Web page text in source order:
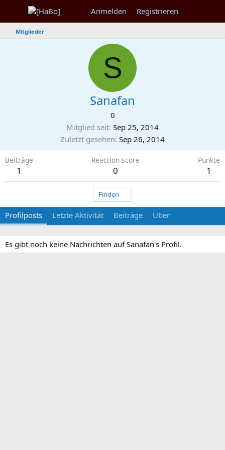
Anmelden Registrieren
Mitglieder
S
Sanafan
0
Mitglied seit Sep 25, 2014
Zuletzt gesehen Sep 26, 2014
Beiträge
1
Reaction score
0
Punkte
1
Finden
Profilposts Letzte Aktivität Beiträge Über
Es gibt noch keine Nachrichten auf Sanafan's Profil.